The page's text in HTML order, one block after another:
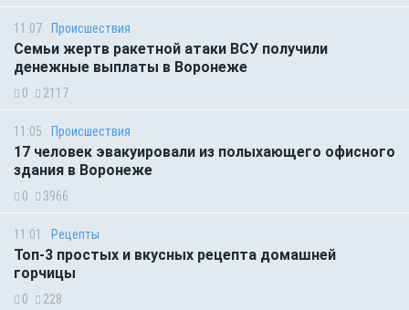
11:07 Происшествия
Семьи жертв ракетной атаки ВСУ получили
денежные выплаты в Воронеже
0 2117
11:05 Происшествия
17 человек эвакуировали из полыхающего офисного
здания в Воронеже
0 3966
11:01 Рецепты
Топ-3 простых и вкусных рецепта домашней
горчицы
0 228